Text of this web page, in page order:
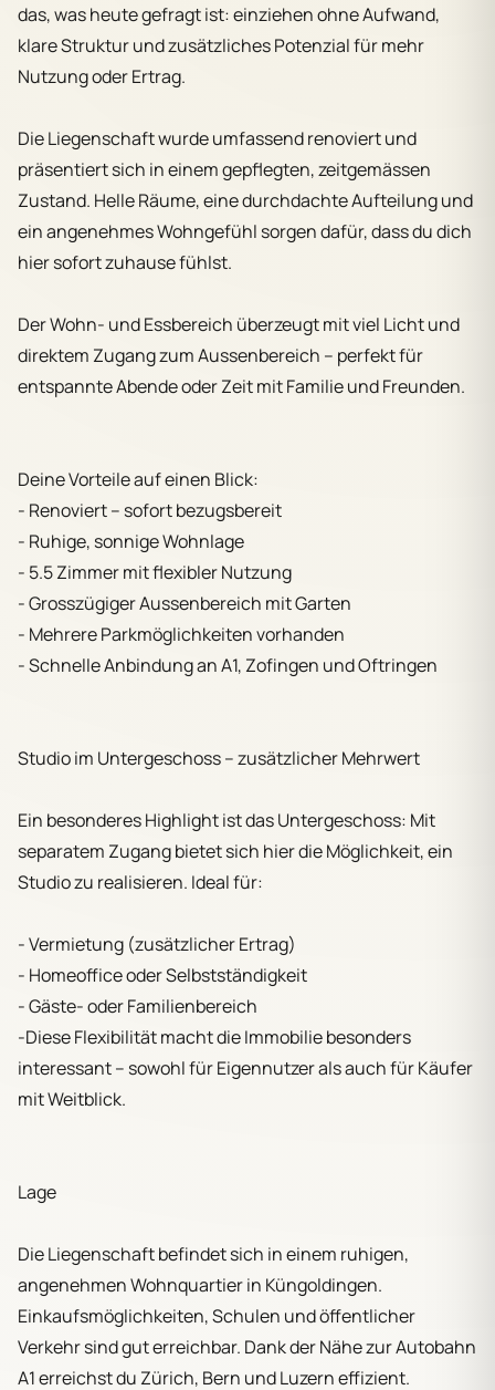
das, was heute gefragt ist: einziehen ohne Aufwand,
klare Struktur und zusätzliches Potenzial für mehr
Nutzung oder Ertrag.
Die Liegenschaft wurde umfassend renoviert und
präsentiert sich in einem gepflegten, zeitgemässen
Zustand. Helle Räume, eine durchdachte Aufteilung und
ein angenehmes Wohngefühl sorgen dafür, dass du dich
hier sofort zuhause fühlst.
Der Wohn- und Essbereich überzeugt mit viel Licht und
direktem Zugang zum Aussenbereich – perfekt für
entspannte Abende oder Zeit mit Familie und Freunden.
Deine Vorteile auf einen Blick:
- Renoviert – sofort bezugsbereit
- Ruhige, sonnige Wohnlage
- 5.5 Zimmer mit flexibler Nutzung
- Grosszügiger Aussenbereich mit Garten
- Mehrere Parkmöglichkeiten vorhanden
- Schnelle Anbindung an A1, Zofingen und Oftringen
Studio im Untergeschoss – zusätzlicher Mehrwert
Ein besonderes Highlight ist das Untergeschoss: Mit
separatem Zugang bietet sich hier die Möglichkeit, ein
Studio zu realisieren. Ideal für:
- Vermietung (zusätzlicher Ertrag)
- Homeoffice oder Selbstständigkeit
- Gäste- oder Familienbereich
-Diese Flexibilität macht die Immobilie besonders
interessant – sowohl für Eigennutzer als auch für Käufer
mit Weitblick.
Lage
Die Liegenschaft befindet sich in einem ruhigen,
angenehmen Wohnquartier in Küngoldingen.
Einkaufsmöglichkeiten, Schulen und öffentlicher
Verkehr sind gut erreichbar. Dank der Nähe zur Autobahn
A1 erreichst du Zürich, Bern und Luzern effizient.